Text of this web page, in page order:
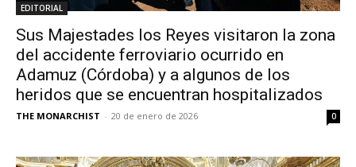
EDITORIAL
Sus Majestades los Reyes visitaron la zona
del accidente ferroviario ocurrido en
Adamuz (Córdoba) y a algunos de los
heridos que se encuentran hospitalizados
THE MONARCHIST - 20 de enero de 2026 0